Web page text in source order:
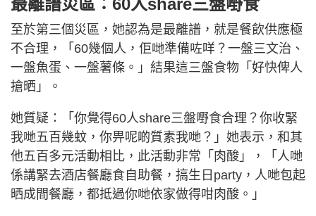
最離譜災區：60人share三盤嘢食
至於第三個災區，她認為是最離譜，就是餐飲供應極
不合理，「60幾個人，佢哋準備咗咩？一盤三文治、
一盤魚蛋、一盤薯條。」結果這三盤食物「好快俾人
搶晒」。
她質疑：「你覺得60人share三盤嘢食合理？你收緊
我哋五百幾蚊，你畀呢啲質素我哋？」她表示，和其
他五百多元活動相比，此活動非常「肉酸」，「人哋
係講緊去酒店餐廳食自助餐，搞生日party，人哋包起
晒成間餐廳，都抵過你哋依家做得咁肉酸。」